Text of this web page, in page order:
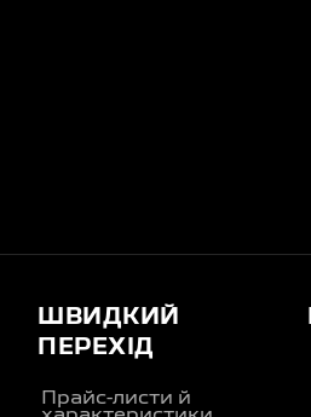
ШВИДКИЙ
ПЕРЕХІД
Прайс-листи й